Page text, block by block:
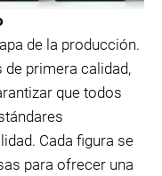
de la producción.
primera calidad,
que todos
Cada figura se
para ofrecer una